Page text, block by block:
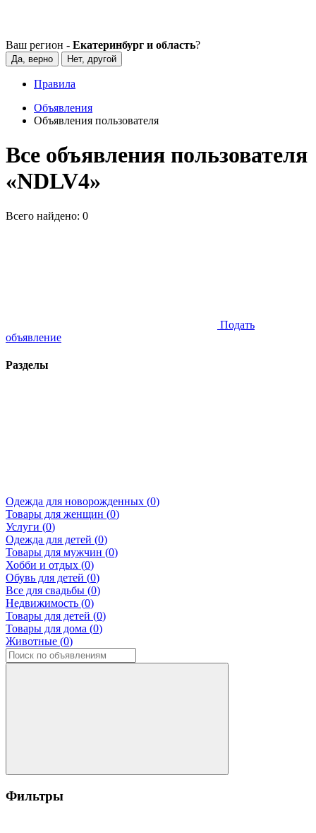
Ваш регион - Екатеринбург и область?
Да, верно Нет, другой
Правила
Объявления
Объявления пользователя
Все объявления пользователя
«NDLV4»
Всего найдено: 0
Подать
объявление
Разделы
Одежда для новорожденных (0)
Товары для женщин (0)
Услуги (0)
Одежда для детей (0)
Товары для мужчин (0)
Хобби и отдых (0)
Обувь для детей (0)
Все для свадьбы (0)
Недвижимость (0)
Товары для детей (0)
Товары для дома (0)
Животные (0)
Фильтры